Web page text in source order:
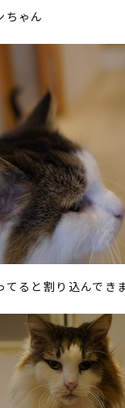
ちゃん
てると割り込んでき